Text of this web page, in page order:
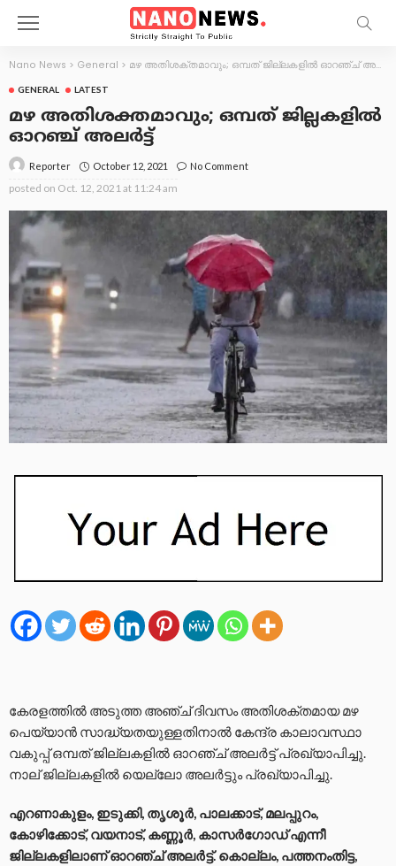
Nano News > General > മഴ അതിശക്തമാവും; ഒമ്പത് ജില്ലകളിൽ ഓറഞ്ച് അലർട്ട്
GENERAL LATEST
മഴ അതിശക്തമാവും; ഒമ്പത് ജില്ലകളിൽ
ഓറഞ്ച് അലർട്ട്
Reporter October 12, 2021 No Comment
posted on Oct. 12, 2021 at 11:24 am
കേരളത്തിൽ അടുത്ത അഞ്ച് ദിവസം അതിശക്തമായ മഴ
പെയ്യാൻ സാദ്ധ്യതയുള്ളതിനാൽ കേന്ദ്ര കാലാവസ്ഥാ
വകുപ്പ് ഒമ്പത് ജില്ലകളിൽ ഓറഞ്ച് അലർട്ട് പ്രഖ്യാപിച്ചു.
നാല് ജില്ലകളിൽ യെല്ലോ അലർട്ടും പ്രഖ്യാപിച്ചു.
എറണാകുളം, ഇടുക്കി, തൃശൂർ, പാലക്കാട്, മലപ്പുറം,
കോഴിക്കോട്, വയനാട്, കണ്ണൂർ, കാസർഗോഡ് എന്നീ
ജില്ലകളിലാണ് ഓറഞ്ച് അലർട്ട്. കൊല്ലം, പത്തനംതിട്ട,